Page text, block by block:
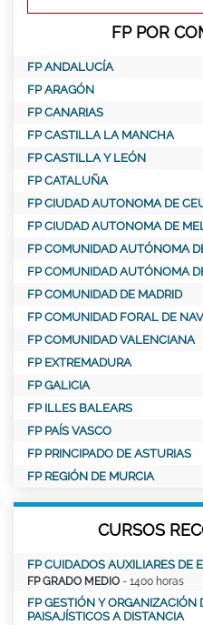
FP POR
FP ANDALUCÍA
FP ARAGÓN
FP CANARIAS
FP CASTILLA LA MANCHA
FP CASTILLA Y LEÓN
FP CATALUÑA
FP CIUDAD AUTONOMA DE
FP CIUDAD AUTONOMA DE
FP COMUNIDAD AUTÓNOMA
FP COMUNIDAD AUTÓNOMA
FP COMUNIDAD DE MADRID
FP COMUNIDAD FORAL DE
FP COMUNIDAD VALENCIANA
FP EXTREMADURA
FP GALICIA
FP ILLES BALEARS
FP PAÍS VASCO
FP PRINCIPADO DE ASTURIAS
FP REGIÓN DE MURCIA
CURSOS
FP CUIDADOS AUXILIARES DE
FP GRADO MEDIO - 1400 horas
FP GESTIÓN Y ORGANIZACIÓN
PAISAJÍSTICOS A DISTANCIA